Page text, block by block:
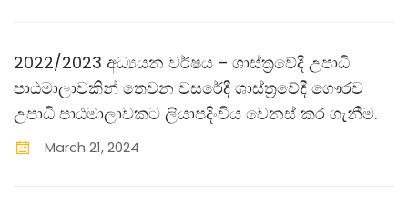
2022/2023 අධ්‍යයන වර්ෂය – ශාස්ත‍්‍රවේදී උපාධි
පාඨමාලාවකින් තෙවන වසරේදී ශාස්ත‍්‍රවේදී ගෞරව
උපාධි පාඨමාලාවකට ලියාපදිංචිය වෙනස් කර ගැනීම.
March 21,2024